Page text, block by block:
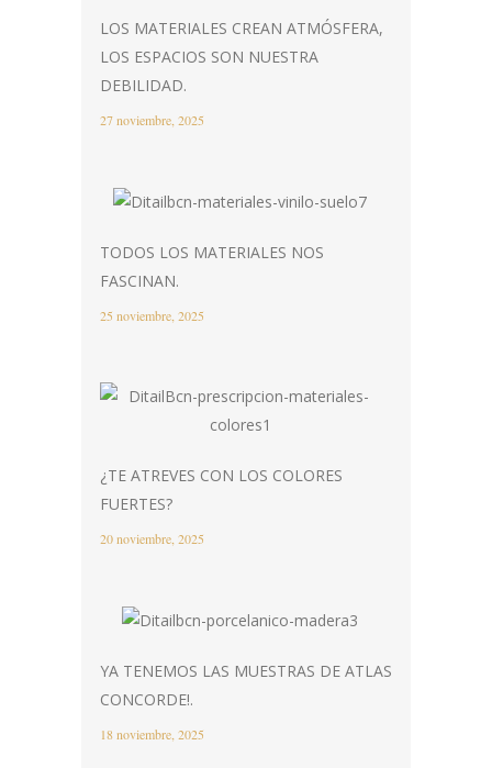
LOS MATERIALES CREAN ATMÓSFERA,
LOS ESPACIOS SON NUESTRA
DEBILIDAD.
27 noviembre, 2025
TODOS LOS MATERIALES NOS
FASCINAN.
25 noviembre, 2025
¿TE ATREVES CON LOS COLORES
FUERTES?
20 noviembre, 2025
YA TENEMOS LAS MUESTRAS DE ATLAS
CONCORDE!.
18 noviembre, 2025